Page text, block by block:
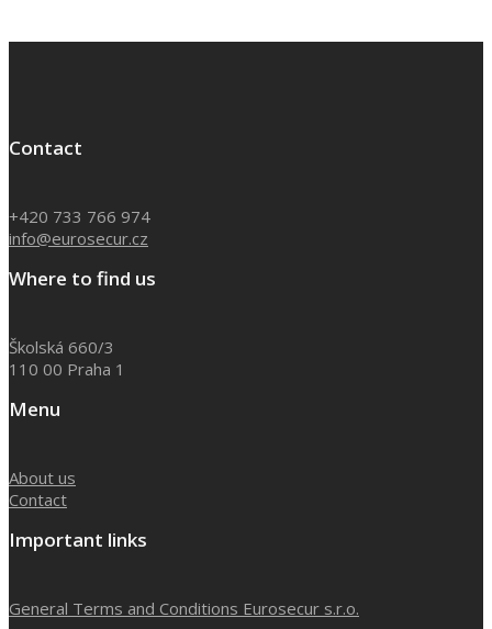
Contact
+420 733 766 974
info@eurosecur.cz
Where to find us
Školská 660/3
110 00 Praha 1
Menu
About us
Contact
Important links
General Terms and Conditions Eurosecur s.r.o.